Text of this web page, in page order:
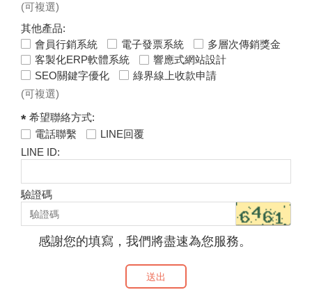
(可複選)
其他產品:
會員行銷系統
電子發票系統
多層次傳銷獎金
客製化ERP軟體系統
響應式網站設計
SEO關鍵字優化
綠界線上收款申請
(可複選)
希望聯絡方式:
電話聯繫
LINE回覆
LINE ID:
驗證碼
感謝您的填寫，我們將盡速為您服務。
送出